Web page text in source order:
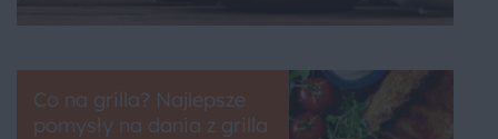
Co na grilla? Najlepsze
pomysły na dania z grilla